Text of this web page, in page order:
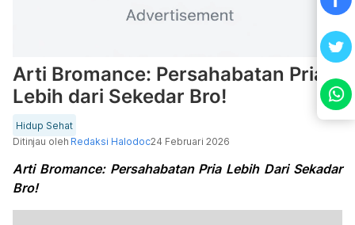
Arti Bromance: Persahabatan Pria
Lebih dari Sekedar Bro!
Hidup Sehat
Ditinjau oleh Redaksi Halodoc24 Februari 2026
Arti Bromance: Persahabatan Pria Lebih Dari Sekadar
Bro!